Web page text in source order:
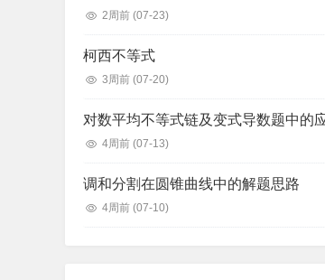
2周前 (07-23)
柯西不等式
3周前 (07-20)
对数平均不等式链及变式导数题中的
4周前 (07-13)
调和分割在圆锥曲线中的解题思路
4周前 (07-10)